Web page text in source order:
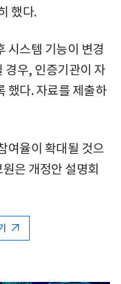
했다.
시스템 기능이 변경
경우, 인증기관이 자
했다. 자료를 제출하
여율이 확대될 것으
은 개정안 설명회